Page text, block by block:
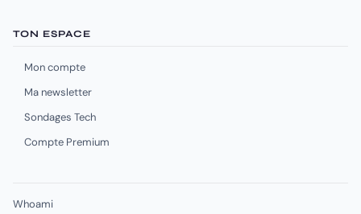
TON ESPACE
Mon compte
Ma newsletter
Sondages Tech
Compte Premium
Whoami